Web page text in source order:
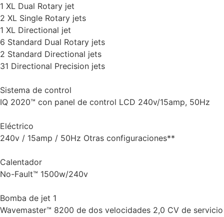
1 XL Dual Rotary jet
2 XL Single Rotary jets
1 XL Directional jet
6 Standard Dual Rotary jets
2 Standard Directional jets
31 Directional Precision jets
Sistema de control
IQ 2020™ con panel de control LCD 240v/15amp, 50Hz
Eléctrico
240v / 15amp / 50Hz Otras configuraciones**
Calentador
No-Fault™ 1500w/240v
Bomba de jet 1
Wavemaster™ 8200 de dos velocidades 2,0 CV de servicio